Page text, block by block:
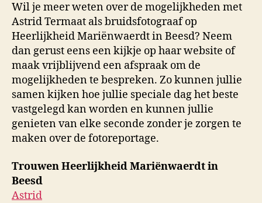
Wil je meer weten over de mogelijkheden met
Astrid Termaat als bruidsfotograaf op
Heerlijkheid Mariënwaerdt in Beesd? Neem
dan gerust eens een kijkje op haar website of
maak vrijblijvend een afspraak om de
mogelijkheden te bespreken. Zo kunnen jullie
samen kijken hoe jullie speciale dag het beste
vastgelegd kan worden en kunnen jullie
genieten van elke seconde zonder je zorgen te
maken over de fotoreportage.
Trouwen Heerlijkheid Mariënwaerdt in
Beesd
Astrid